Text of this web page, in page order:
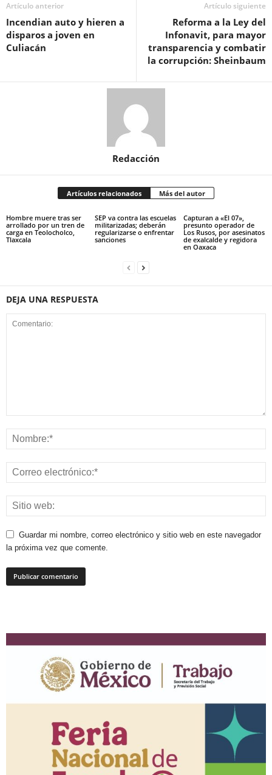
Artículo anterior
Incendian auto y hieren a
disparos a joven en
Culiacán
Artículo siguiente
Reforma a la Ley del
Infonavit, para mayor
transparencia y combatir
la corrupción: Sheinbaum
Redacción
Artículos relacionados Más del autor
Hombre muere tras ser
arrollado por un tren de
carga en Teolocholco,
Tlaxcala
SEP va contra las escuelas
militarizadas; deberán
regularizarse o enfrentar
sanciones
Capturan a «El 07»,
presunto operador de
Los Rusos, por asesinatos
de exalcalde y regidora
en Oaxaca
DEJA UNA RESPUESTA
Guardar mi nombre, correo electrónico y sitio web en este navegador
la próxima vez que comente.